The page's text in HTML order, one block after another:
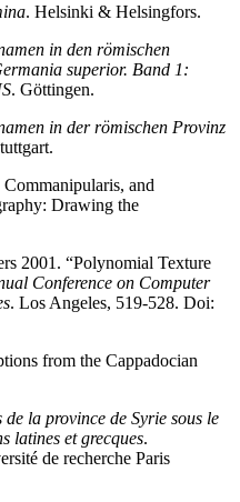
. Helsinki & Helsingfors.
in den römischen
superior. Band 1:
. Göttingen.
in der römischen Provinz
and
Drawing the
2001. “Polynomial Texture
Conference on Computer
. Los Angeles, 519-528. Doi:
from the Cappadocian
de la province de Syrie sous le
latines et grecques.
de recherche Paris